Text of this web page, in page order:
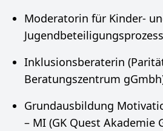
Moderatorin für Kinder-
Inklusionsberaterin
Beratungszentrum
Grundausbildung
– MI (GK Quest Akademie